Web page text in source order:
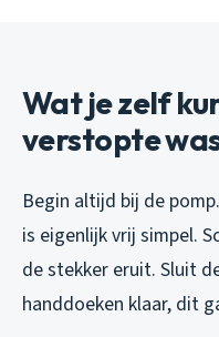
Wat je zelf
verstopte
Begin altijd bij de
is eigenlijk vrij simpel.
de stekker eruit. Sluit
handdoeken klaar, dit